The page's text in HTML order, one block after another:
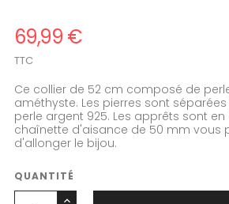
69,99 €
TTC
Ce collier de 52 cm composé de
améthyste. Les pierres sont
perle argent 925. Les apprêts sont en
chaînette d'aisance de 50 mm vous
d'allonger le bijou.
QUANTITÉ